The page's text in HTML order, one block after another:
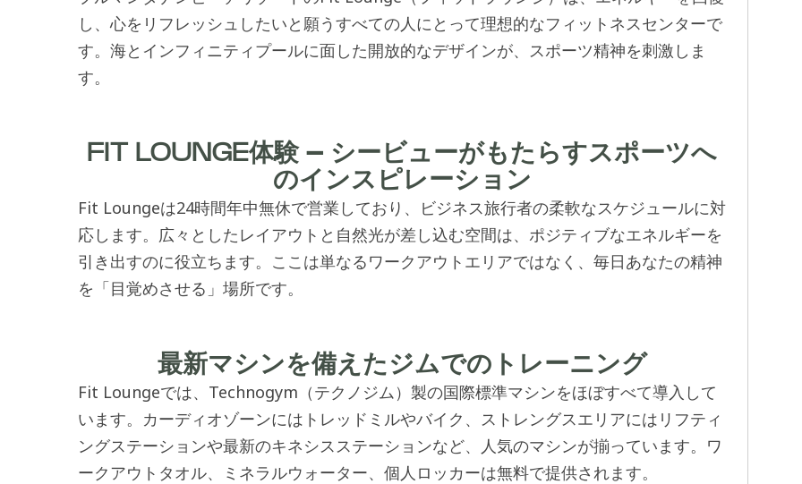
し、心をリフレッシュしたいと願うすべての人にとって理想的なフィットネスセンターで
す。海とインフィニティプールに面した開放的なデザインが、スポーツ精神を刺激しま
す。
FIT LOUNGE体験 – シービューがもたらすスポーツへ
のインスピレーション
Fit Loungeは24時間年中無休で営業しており、ビジネス旅行者の柔軟なスケジュールに対
応します。広々としたレイアウトと自然光が差し込む空間は、ポジティブなエネルギーを
引き出すのに役立ちます。ここは単なるワークアウトエリアではなく、毎日あなたの精神
を「目覚めさせる」場所です。
最新マシンを備えたジムでのトレーニング
Fit Loungeでは、Technogym（テクノジム）製の国際標準マシンをほぼすべて導入して
います。カーディオゾーンにはトレッドミルやバイク、ストレングスエリアにはリフティ
ングステーションや最新のキネシスステーションなど、人気のマシンが揃っています。ワ
ークアウトタオル、ミネラルウォーター、個人ロッカーは無料で提供されます。